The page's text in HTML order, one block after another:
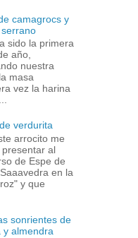
camagrocs y
sido la primera
año,
nuestra
masa
vez la harina
verdurita
arrocito me
al
de Espe de
en la
y que
sonrientes de
y almendra